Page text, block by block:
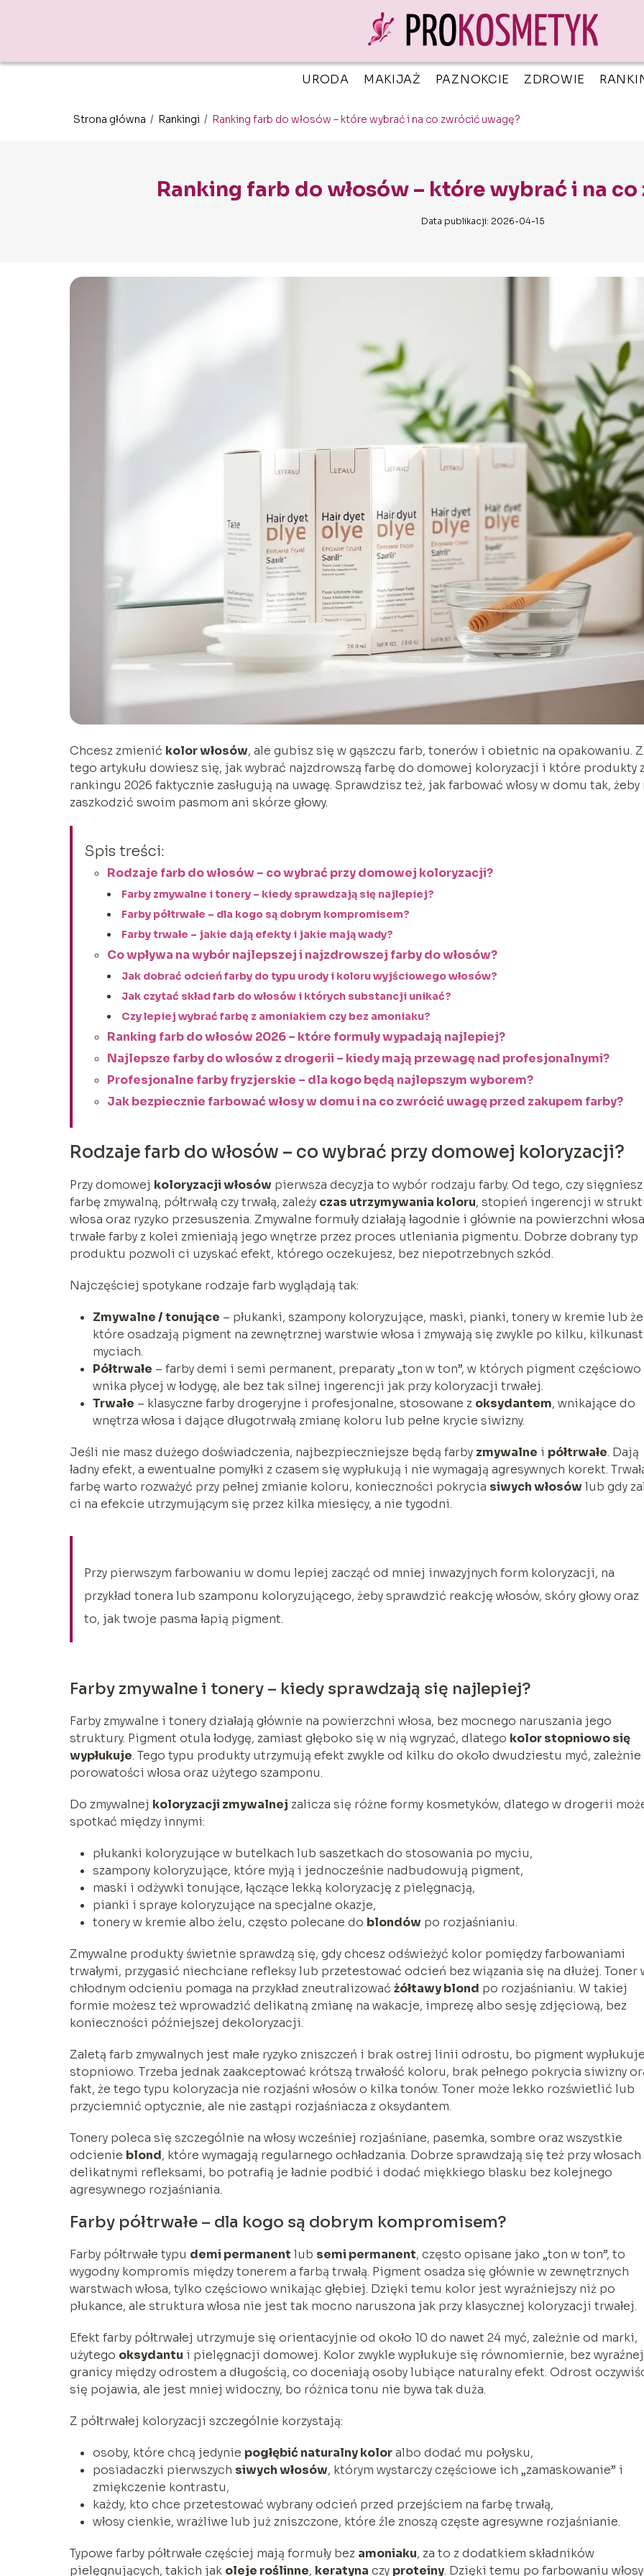
URODA MAKIJAŻ PAZNOKCIE ZDROWIE
Strona główna / Rankingi / Ranking farb do włosów – które wybrać i na co zwrócić uwagę?
Ranking farb do włosów – które wybrać i na
Data publikacji: 2026-04-15
Chcesz zmienić kolor włosów, ale gubisz się w gąszczu farb, tonerów i obietnic na opakowaniu. Z
tego artykułu dowiesz się, jak wybrać najzdrowszą farbę do domowej koloryzacji i które produkty
rankingu 2026 faktycznie zasługują na uwagę. Sprawdzisz też, jak farbować włosy w domu tak, żeby
zaszkodzić swoim pasmom ani skórze głowy.
Spis treści:
Rodzaje farb do włosów – co wybrać przy domowej koloryzacji?
Farby zmywalne i tonery – kiedy sprawdzają się najlepiej?
Farby półtrwałe – dla kogo są dobrym kompromisem?
Farby trwałe – jakie dają efekty i jakie mają wady?
Co wpływa na wybór najlepszej i najzdrowszej farby do włosów?
Jak dobrać odcień farby do typu urody i koloru wyjściowego włosów?
Jak czytać skład farb do włosów i których substancji unikać?
Czy lepiej wybrać farbę z amoniakiem czy bez amoniaku?
Ranking farb do włosów 2026 – które formuły wypadają najlepiej?
Najlepsze farby do włosów z drogerii – kiedy mają przewagę nad profesjonalnymi?
Profesjonalne farby fryzjerskie – dla kogo będą najlepszym wyborem?
Jak bezpiecznie farbować włosy w domu i na co zwrócić uwagę przed zakupem farby?
Rodzaje farb do włosów – co wybrać przy domowej koloryzacji?
Przy domowej koloryzacji włosów pierwsza decyzja to wybór rodzaju farby. Od tego, czy
farbę zmywalną, półtrwałą czy trwałą, zależy czas utrzymywania koloru, stopień ingerencji w
włosa oraz ryzyko przesuszenia. Zmywalne formuły działają łagodnie i głównie na powierzchni
trwałe farby z kolei zmieniają jego wnętrze przez proces utleniania pigmentu. Dobrze dobrany typ
produktu pozwoli ci uzyskać efekt, którego oczekujesz, bez niepotrzebnych szkód.
Najczęściej spotykane rodzaje farb wyglądają tak:
Zmywalne / tonujące – płukanki, szampony koloryzujące, maski, pianki, tonery w kremie lub
które osadzają pigment na zewnętrznej warstwie włosa i zmywają się zwykle po kilku,
myciach.
Półtrwałe – farby demi i semi permanent, preparaty „ton w ton”, w których pigment częściowo
wnika płycej w łodygę, ale bez tak silnej ingerencji jak przy koloryzacji trwałej.
Trwałe – klasyczne farby drogeryjne i profesjonalne, stosowane z oksydantem, wnikające do
wnętrza włosa i dające długotrwałą zmianę koloru lub pełne krycie siwizny.
Jeśli nie masz dużego doświadczenia, najbezpieczniejsze będą farby zmywalne i półtrwałe. Dają
ładny efekt, a ewentualne pomyłki z czasem się wypłukują i nie wymagają agresywnych korekt.
farbę warto rozważyć przy pełnej zmianie koloru, konieczności pokrycia siwych włosówlub gdy
ci na efekcie utrzymującym się przez kilka miesięcy, a nie tygodni.
Przy pierwszym farbowaniu w domu lepiej zacząć od mniej inwazyjnych form koloryzacji, na
przykład tonera lub szamponu koloryzującego, żeby sprawdzić reakcję włosów, skóry głowy oraz
to, jak twoje pasma łapią pigment.
Farby zmywalne i tonery – kiedy sprawdzają się najlepiej?
Farby zmywalne i tonery działają głównie na powierzchni włosa, bez mocnego naruszania jego
struktury. Pigment otula łodygę, zamiast głęboko się w nią wgryzać, dlatego kolor stopniowo się
wypłukuje. Tego typu produkty utrzymują efekt zwykle od kilku do około dwudziestu myć,
porowatości włosa oraz użytego szamponu.
Do zmywalnej koloryzacji zmywalnej zalicza się różne formy kosmetyków, dlatego w drogerii
spotkać między innymi:
płukanki koloryzujące w butelkach lub saszetkach do stosowania po myciu,
szampony koloryzujące, które myją i jednocześnie nadbudowują pigment,
maski i odżywki tonujące, łączące lekką koloryzację z pielęgnacją,
pianki i spraye koloryzujące na specjalne okazje,
tonery w kremie albo żelu, często polecane do blondów po rozjaśnianiu.
Zmywalne produkty świetnie sprawdzą się, gdy chcesz odświeżyć kolor pomiędzy farbowaniami
trwałymi, przygasić niechciane refleksy lub przetestować odcień bez wiązania się na dłużej. Toner
chłodnym odcieniu pomaga na przykład zneutralizować żółtawy blond po rozjaśnianiu. W takiej
formie możesz też wprowadzić delikatną zmianę na wakacje, imprezę albo sesję zdjęciową, bez
konieczności późniejszej dekoloryzacji.
Zaletą farb zmywalnych jest małe ryzyko zniszczeń i brak ostrej linii odrostu, bo pigment
stopniowo. Trzeba jednak zaakceptować krótszą trwałość koloru, brak pełnego pokrycia siwizny
fakt, że tego typu koloryzacja nie rozjaśni włosów o kilka tonów. Toner może lekko rozświetlić lub
przyciemnić optycznie, ale nie zastąpi rozjaśniacza z oksydantem.
Tonery poleca się szczególnie na włosy wcześniej rozjaśniane, pasemka, sombre oraz wszystkie
odcienie blond, które wymagają regularnego ochładzania. Dobrze sprawdzają się też przy włosach
delikatnymi refleksami, bo potrafią je ładnie podbić i dodać miękkiego blasku bez kolejnego
agresywnego rozjaśniania.
Farby półtrwałe – dla kogo są dobrym kompromisem?
Farby półtrwałe typu demi permanent lub semi permanent, często opisane jako „ton w ton”, to
wygodny kompromis między tonerem a farbą trwałą. Pigment osadza się głównie w zewnętrznych
warstwach włosa, tylko częściowo wnikając głębiej. Dzięki temu kolor jest wyraźniejszy niż po
płukance, ale struktura włosa nie jest tak mocno naruszona jak przy klasycznej koloryzacji trwałej.
Efekt farby półtrwałej utrzymuje się orientacyjnie od około 10 do nawet 24 myć, zależnie od marki,
użytego oksydantu i pielęgnacji domowej. Kolor zwykle wypłukuje się równomiernie, bez wyraźnej
granicy między odrostem a długością, co doceniają osoby lubiące naturalny efekt. Odrost
się pojawia, ale jest mniej widoczny, bo różnica tonu nie bywa tak duża.
Z półtrwałej koloryzacji szczególnie korzystają:
osoby, które chcą jedynie pogłębić naturalny koloralbo dodać mu połysku,
posiadaczki pierwszych siwych włosów, którym wystarczy częściowe ich „zamaskowanie” i
zmiękczenie kontrastu,
każdy, kto chce przetestować wybrany odcień przed przejściem na farbę trwałą,
włosy cienkie, wrażliwe lub już zniszczone, które źle znoszą częste agresywne rozjaśnianie.
Typowe farby półtrwałe częściej mają formuły bez amoniaku, za to z dodatkiem składników
pielęgnujących, takich jak oleje roślinne, keratyna czy proteiny. Dzięki temu po farbowaniu